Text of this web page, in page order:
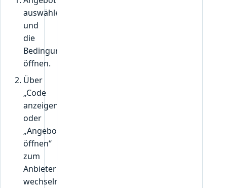
auswählen
und
die
Bedingungen
öffnen.
Über
„Code
anzeigen“
oder
„Angebot
öffnen“
zum
Anbieter
wechseln.